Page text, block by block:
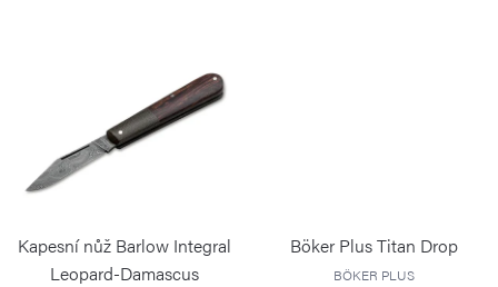
Kapesní nůž Barlow Integral
Leopard-Damascus
Böker Plus Titan Drop
BÖKER PLUS